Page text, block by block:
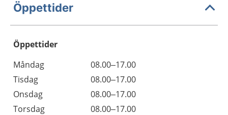
Öppettider
Öppettider
Dag
Öppettider
Kommentarer
Måndag
08.00–17.00
Tisdag
08.00–17.00
Onsdag
08.00–17.00
Torsdag
08.00–17.00